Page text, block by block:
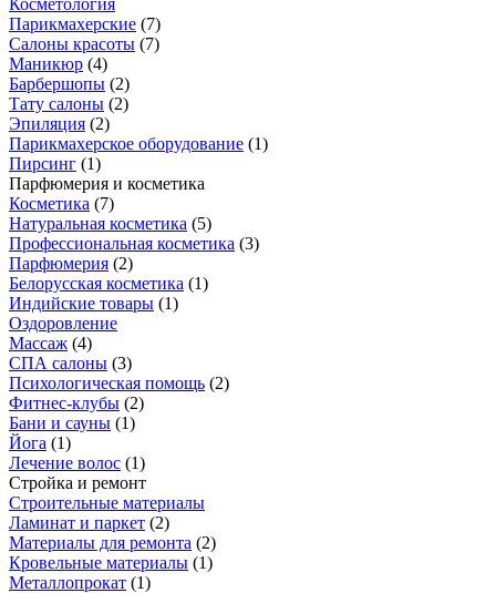
Косметология
Парикмахерские (7)
Салоны красоты (7)
Маникюр (4)
Барбершопы (2)
Тату салоны (2)
Эпиляция (2)
Парикмахерское оборудование (1)
Пирсинг (1)
Парфюмерия и косметика
Косметика (7)
Натуральная косметика (5)
Профессиональная косметика (3)
Парфюмерия (2)
Белорусская косметика (1)
Индийские товары (1)
Оздоровление
Массаж (4)
СПА салоны (3)
Психологическая помощь (2)
Фитнес-клубы (2)
Бани и сауны (1)
Йога (1)
Лечение волос (1)
Стройка и ремонт
Строительные материалы
Ламинат и паркет (2)
Материалы для ремонта (2)
Кровельные материалы (1)
Металлопрокат (1)